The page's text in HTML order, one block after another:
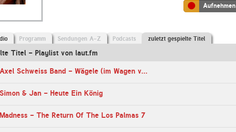
Aufnehmen
Programm Sendungen A-Z Podcasts zuletzt gespielte Titel
Titel - Playlist von laut.fm
19:56 Uhr - Axel Schweiss Band - Wägele (im Wagen vor mir)
& Jan - Heute Ein König
- The Return Of The Los Palmas 7